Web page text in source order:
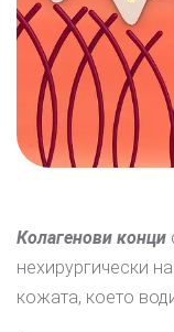
Колагенови конци
нехирургически
кожата, което